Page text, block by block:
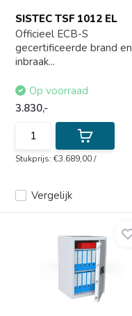
SISTEC TSF 1012 EL
Officieel ECB-S
gecertificeerde brand en
inbraak...
Vergelijk
Op voorraad
3.830,-
Stukprijs:€3.689,00/